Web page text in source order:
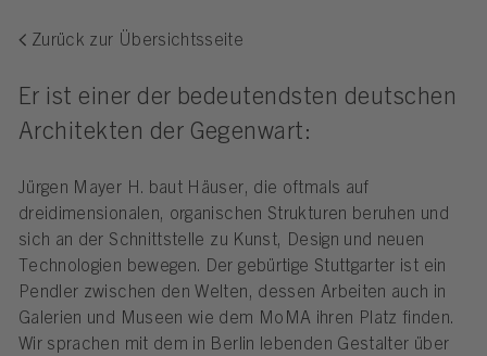
Zurück zur Übersichtsseite
Er ist einer der bedeutendsten deutschen
Architekten der Gegenwart:
Jürgen Mayer H. baut Häuser, die oftmals auf
dreidimensionalen, organischen Strukturen beruhen und
sich an der Schnittstelle zu Kunst, Design und neuen
Technologien bewegen. Der gebürtige Stuttgarter ist ein
Pendler zwischen den Welten, dessen Arbeiten auch in
Galerien und Museen wie dem MoMA ihren Platz finden.
Wir sprachen mit dem in Berlin lebenden Gestalter über